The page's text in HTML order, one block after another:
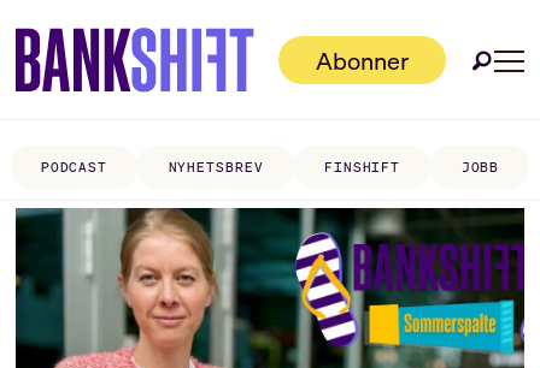
Abonner
PODCAST NYHETSBREV FINSHIFT JOBB
Tag:
økonomisk
kriminalitetsetterlevelse